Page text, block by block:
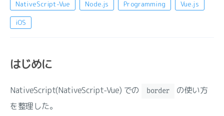
NativeScript-Vue Node.js Programming Vue.js
iOS
はじめに
NativeScript(NativeScript-Vue) での border
の使い方
を整理した。